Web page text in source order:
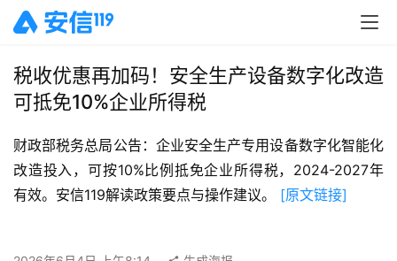
税收优惠再加码！安全生产设备数字化改造
可抵免10%企业所得税
财政部税务总局公告：企业安全生产专用设备数字化智能化
改造投入，可按10%比例抵免企业所得税，2024-2027年
有效。安信119解读政策要点与操作建议。 [原文链接]